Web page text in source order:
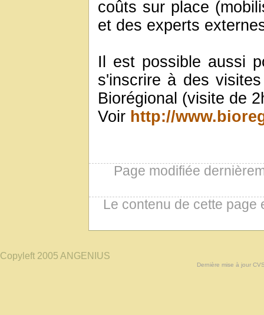
coûts sur place
et des experts
Il est possible aussi
s'inscrire à des
Biorégional (visite de
Voir http://
Page modifiée
Le contenu de cette
Copyleft 2005 ANGENIUS
Dernière mise à jour